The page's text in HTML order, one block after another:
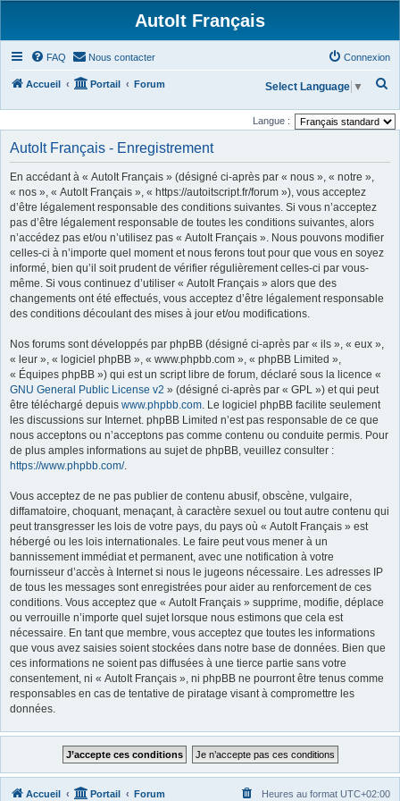
AutoIt Français
FAQ Nous contacter Connexion
Accueil Portail Forum
c
Select Language ▼
Langue :
AutoIt Français - Enregistrement
En accédant à « AutoIt Français » (désigné ci-après par « nous », « notre »,
« nos », « AutoIt Français », « https://autoitscript.fr/forum »), vous acceptez
d’être légalement responsable des conditions suivantes. Si vous n’acceptez
pas d’être légalement responsable de toutes les conditions suivantes, alors
n’accédez pas et/ou n’utilisez pas « AutoIt Français ». Nous pouvons modifier
celles-ci à n’importe quel moment et nous ferons tout pour que vous en soyez
informé, bien qu’il soit prudent de vérifier régulièrement celles-ci par vous-
même. Si vous continuez d’utiliser « AutoIt Français » alors que des
changements ont été effectués, vous acceptez d’être légalement responsable
des conditions découlant des mises à jour et/ou modifications.
Nos forums sont développés par phpBB (désigné ci-après par « ils », « eux »,
« leur », « logiciel phpBB », « www.phpbb.com », « phpBB Limited »,
« Équipes phpBB ») qui est un script libre de forum, déclaré sous la licence «
GNU General Public License v2 » (désigné ci-après par « GPL ») et qui peut
être téléchargé depuis www.phpbb.com. Le logiciel phpBB facilite seulement
les discussions sur Internet. phpBB Limited n’est pas responsable de ce que
nous acceptons ou n’acceptons pas comme contenu ou conduite permis. Pour
de plus amples informations au sujet de phpBB, veuillez consulter :
https://www.phpbb.com/.
Vous acceptez de ne pas publier de contenu abusif, obscène, vulgaire,
diffamatoire, choquant, menaçant, à caractère sexuel ou tout autre contenu qui
peut transgresser les lois de votre pays, du pays où « AutoIt Français » est
hébergé ou les lois internationales. Le faire peut vous mener à un
bannissement immédiat et permanent, avec une notification à votre
fournisseur d’accès à Internet si nous le jugeons nécessaire. Les adresses IP
de tous les messages sont enregistrées pour aider au renforcement de ces
conditions. Vous acceptez que « AutoIt Français » supprime, modifie, déplace
ou verrouille n’importe quel sujet lorsque nous estimons que cela est
nécessaire. En tant que membre, vous acceptez que toutes les informations
que vous avez saisies soient stockées dans notre base de données. Bien que
ces informations ne soient pas diffusées à une tierce partie sans votre
consentement, ni « AutoIt Français », ni phpBB ne pourront être tenus comme
responsables en cas de tentative de piratage visant à compromettre les
données.
Accueil Portail Forum Heures au format UTC+02:00